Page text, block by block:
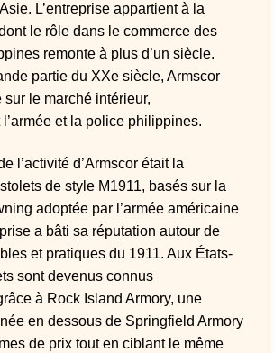
L’entreprise appartient à la
le rôle dans le commerce des
remonte à plus d’un siècle.
partie du XXe siècle, Armscor
sur le marché intérieur,
et la police philippines.
l’activité d’Armscor était la
de style M1911, basés sur la
adoptée par l’armée américaine
a bâti sa réputation autour de
et pratiques du 1911. Aux États-
sont devenus connus
à Rock Island Armory, une
en dessous de Springfield Armory
de prix tout en ciblant le même